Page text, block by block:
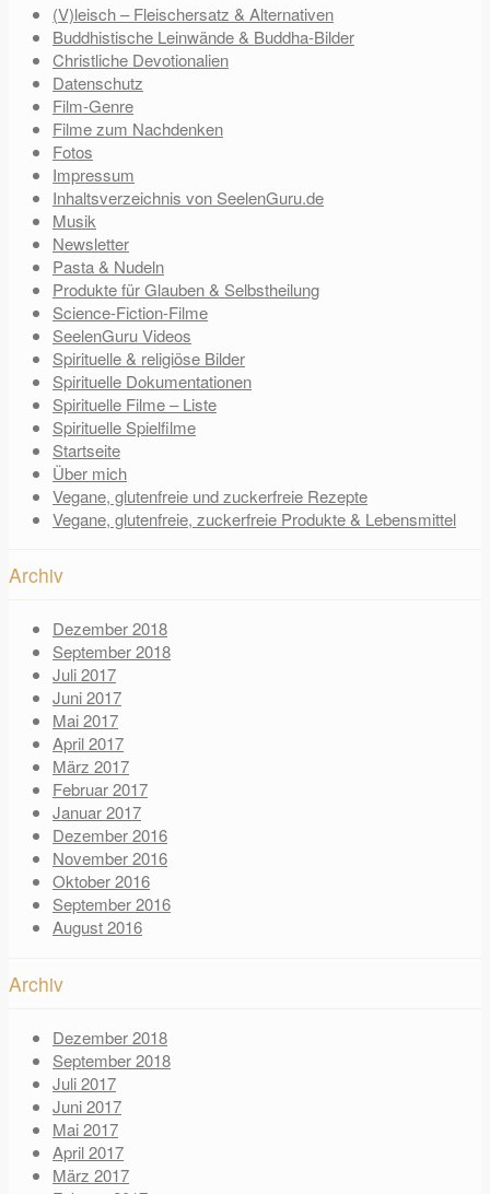
(V)leisch – Fleischersatz & Alternativen
Buddhistische Leinwände & Buddha-Bilder
Christliche Devotionalien
Datenschutz
Film-Genre
Filme zum Nachdenken
Fotos
Impressum
Inhaltsverzeichnis von SeelenGuru.de
Musik
Newsletter
Pasta & Nudeln
Produkte für Glauben & Selbstheilung
Science-Fiction-Filme
SeelenGuru Videos
Spirituelle & religiöse Bilder
Spirituelle Dokumentationen
Spirituelle Filme – Liste
Spirituelle Spielfilme
Startseite
Über mich
Vegane, glutenfreie und zuckerfreie Rezepte
Vegane, glutenfreie, zuckerfreie Produkte & Lebensmittel
Archiv
Dezember 2018
September 2018
Juli 2017
Juni 2017
Mai 2017
April 2017
März 2017
Februar 2017
Januar 2017
Dezember 2016
November 2016
Oktober 2016
September 2016
August 2016
Archiv
Dezember 2018
September 2018
Juli 2017
Juni 2017
Mai 2017
April 2017
März 2017